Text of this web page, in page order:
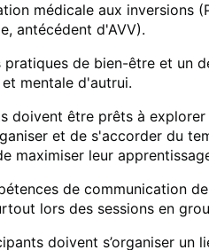
médicale aux inversions
antécédent d'AVV).
pratiques de bien-être et un
mentale d'autrui.
doivent être prêts à
et de s'accorder du
maximiser leur
de communication
lors des sessions en
doivent s’organiser un